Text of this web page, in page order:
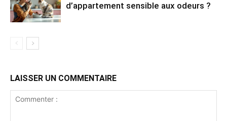
d’appartement sensible aux odeurs ?
LAISSER UN COMMENTAIRE